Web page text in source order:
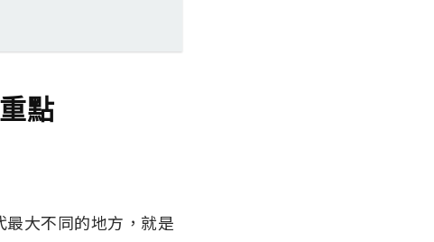
點
大不同的地方，就是